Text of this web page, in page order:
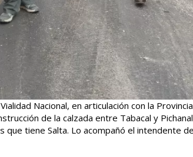
Nacional, en articulación con la
de la calzada entre Tabacal y
tiene Salta. Lo acompañó el intendente